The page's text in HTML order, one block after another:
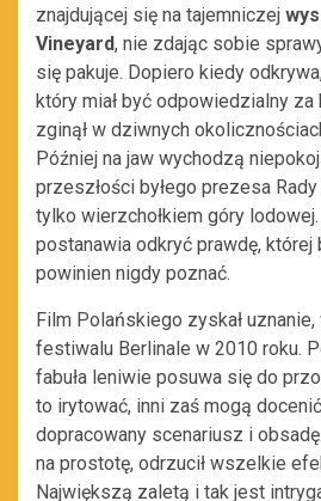
znajdującej się na tajemniczej
Vineyard, nie zdając sobie
się pakuje. Dopiero kiedy
który miał być odpowiedzialny za
zginął w dziwnych
Później na jaw wychodzą
przeszłości byłego prezesa
tylko wierzchołkiem góry
postanawia odkryć prawdę, której
powinien nigdy poznać.
Film Polańskiego zyskał
festiwalu Berlinale w 2010 roku.
fabuła leniwie posuwa się do
to irytować, inni zaś mogą
dopracowany scenariusz i
na prostotę, odrzucił wszelkie
Największą zaletą i tak jest